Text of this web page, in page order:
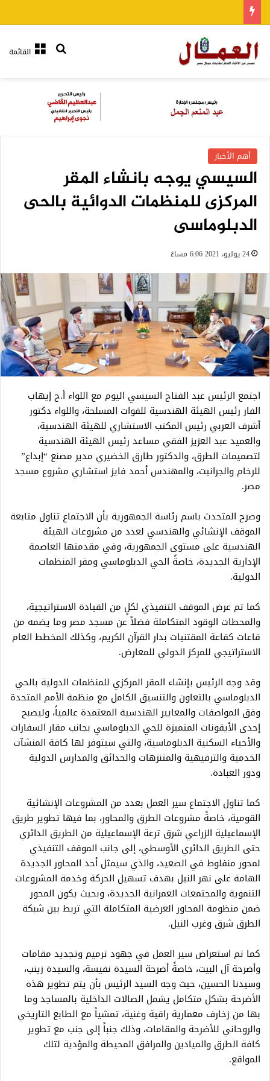
القائمةبحث عن
أهم الأخبار
السيسي يوجه بانشاء المقر
المركزى للمنظمات الدوائية بالحى
الدبلوماسى
24 يوليو، 2021 6:06 مساءً
اجتمع الرئيس عبد الفتاح السيسي اليوم مع اللواء أ.ح إيهاب
الفار رئيس الهيئة الهندسية للقوات المسلحة، واللواء دكتور
أشرف العربي رئيس المكتب الاستشاري للهيئة الهندسية،
والعميد عبد العزيز الفقي مساعد رئيس الهيئة الهندسية
لتصميمات الطرق، والدكتور طارق الخضيري مدير مصنع “إبداع”
للرخام والجرانيت، والمهندس أحمد فايز استشاري مشروع مسجد
مصر.
وصرح المتحدث باسم رئاسة الجمهورية بأن الاجتماع تناول متابعة
الموقف الإنشائي والهندسي لعدد من مشروعات الهيئة
الهندسية على مستوى الجمهورية، وفي مقدمتها العاصمة
الإدارية الجديدة، خاصةً الحي الدبلوماسي ومقر المنظمات
الدولية.
كما تم عرض الموقف التنفيذي لكلٍ من القيادة الاستراتيجية،
والمحطات الوقود المتكاملة فضلاً عن مسجد مصر وما يضمه من
قاعات كقاعة المقتنيات بدار القرآن الكريم، وكذلك المخطط العام
الاستراتيجي للمركز الدولي للمعارض.
وقد وجه الرئيس بإنشاء المقر المركزي للمنظمات الدولية بالحي
الدبلوماسي بالتعاون والتنسيق الكامل مع منظمة الأمم المتحدة
وفق المواصفات والمعايير الهندسية المعتمدة عالمياً، وليصبح
إحدى الأيقونات المتميزة للحي الدبلوماسي بجانب مقار السفارات
والأحياء السكنية الدبلوماسية، والتي سيتوفر لها كافة المنشآت
الخدمية والترفيهية والمتنزهات والحدائق والمدارس الدولية
ودور العبادة.
كما تناول الاجتماع سير العمل بعدد من المشروعات الإنشائية
القومية، خاصةً مشروعات الطرق والمحاور، بما فيها تطوير طريق
الإسماعيلية الزراعي شرق ترعة الإسماعيلية من الطريق الدائري
حتى الطريق الدائري الأوسطي، إلى جانب الموقف التنفيذي
لمحور منفلوط في الصعيد، والذي سيمثل أحد المحاور الجديدة
الهامة على نهر النيل بهدف تسهيل الحركة وخدمة المشروعات
التنموية والمجتمعات العمرانية الجديدة، وبحيث يكون المحور
ضمن منظومة المحاور العرضية المتكاملة التي تربط بين شبكة
الطرق شرق وغرب النيل.
كما تم استعراض سير العمل في جهود ترميم وتجديد مقامات
وأضرحة آل البيت، خاصةً أضرحة السيدة نفيسة، والسيدة زينب،
وسيدنا الحسين، حيث وجه السيد الرئيس بأن يتم تطوير هذه
الأضرحة بشكل متكامل يشمل الصالات الداخلية بالمساجد وما
بها من زخارف معمارية راقية وغنية، تمشياً مع الطابع التاريخي
والروحاني للأضرحة والمقامات، وذلك جنباً إلى جنب مع تطوير
كافة الطرق والميادين والمرافق المحيطة والمؤدية لتلك
المواقع.